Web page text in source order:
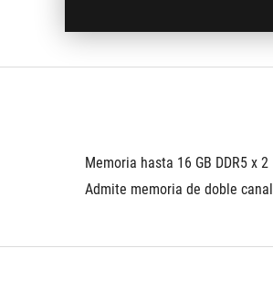
Memoria hasta 16 GB DDR5 x 2
Admite memoria de doble canal